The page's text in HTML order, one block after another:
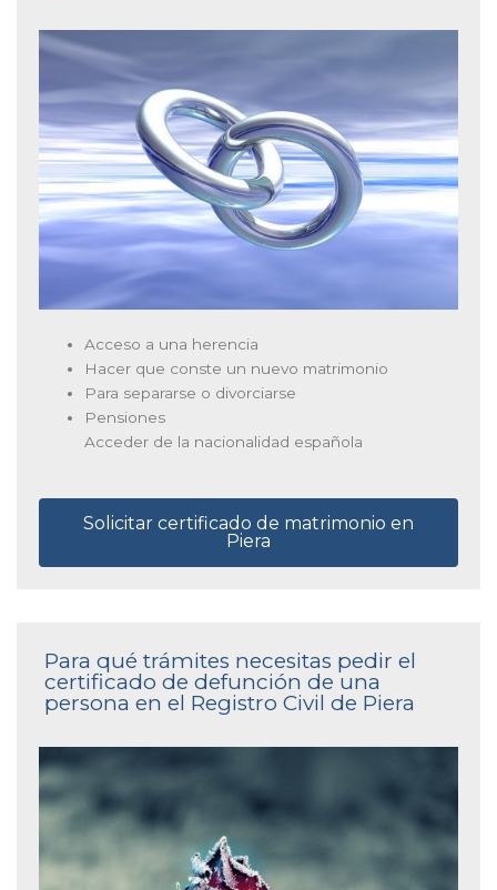
Acceso a una herencia
Hacer que conste un nuevo matrimonio
Para separarse o divorciarse
Pensiones
Acceder de la nacionalidad española
Solicitar certificado de matrimonio en
Piera
Para qué trámites necesitas pedir el
certificado de defunción de una
persona en el Registro Civil de Piera